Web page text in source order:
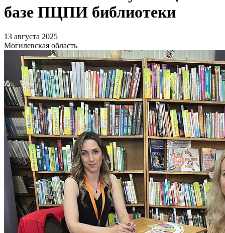
базе ПЦПИ библиотеки
13 августа 2025
Могилевская область